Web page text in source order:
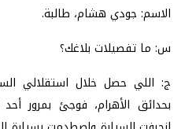
الاسم: جودي هشام، طالبة.
س: ما تفصيلات بلاغك؟
ج: اللي حصل خلال استقلالي
بحدائق الأهرام، فوجئ بمرور